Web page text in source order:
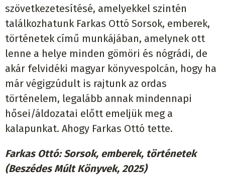
szövetkezetesítésé, amelyekkel szintén
találkozhatunk Farkas Ottó Sorsok, emberek,
történetek című munkájában, amelynek ott
lenne a helye minden gömöri és nógrádi, de
akár felvidéki magyar könyvespolcán, hogy ha
már végigzúdult is rajtunk az ordas
történelem, legalább annak mindennapi
hősei/áldozatai előtt emeljük meg a
kalapunkat. Ahogy Farkas Ottó tette.
Farkas Ottó: Sorsok, emberek, történetek
(Beszédes Múlt Könyvek, 2025)